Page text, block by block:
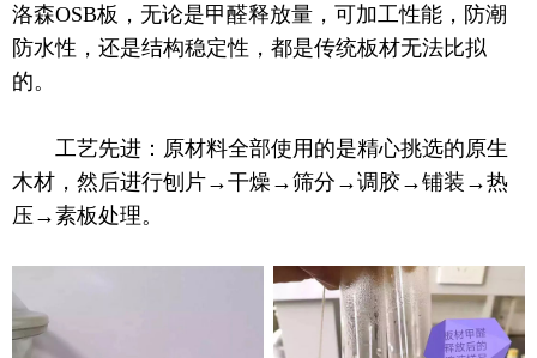
洛森OSB板，无论是甲醛释放量，可加工性能，防潮
防水性，还是结构稳定性，都是传统板材无法比拟
的。
工艺先进：原材料全部使用的是精心挑选的原生
木材，然后进行刨片→干燥→筛分→调胶→铺装→热
压→素板处理。